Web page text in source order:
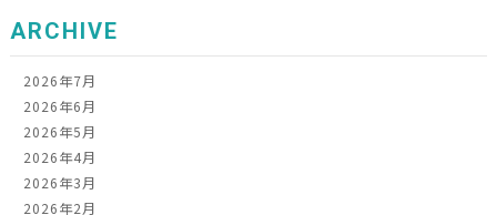
ARCHIVE
2026年7月
2026年6月
2026年5月
2026年4月
2026年3月
2026年2月